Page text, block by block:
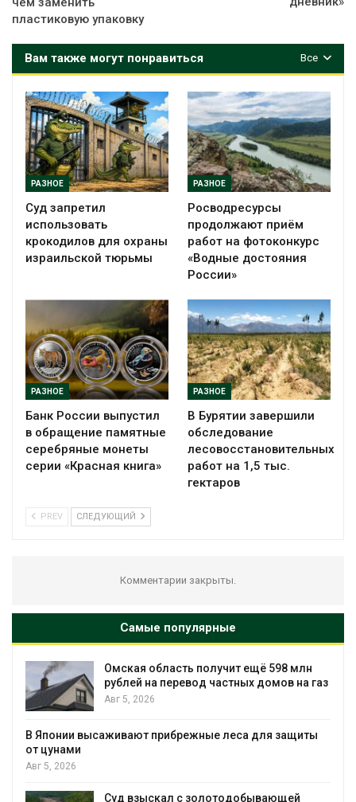
пластиковую упаковку
Все
Вам также могут понравиться
РАЗНОЕ
Суд запретил
использовать
крокодилов для охраны
израильской тюрьмы
РАЗНОЕ
Росводресурсы
продолжают приём
работ на фотоконкурс
«Водные достояния
России»
РАЗНОЕ
Банк России выпустил
в обращение памятные
серебряные монеты
серии «Красная книга»
РАЗНОЕ
В Бурятии завершили
обследование
лесовосстановительных
работ на 1,5 тыс.
гектаров
PREV СЛЕДУЮЩИЙ
Комментарии закрыты.
Самые популярные
Омская область получит ещё 598 млн
рублей на перевод частных домов на газ
Авг 5, 2026
В Японии высаживают прибрежные леса для защиты
от цунами
Авг 5, 2026
Суд взыскал с золотодобывающей